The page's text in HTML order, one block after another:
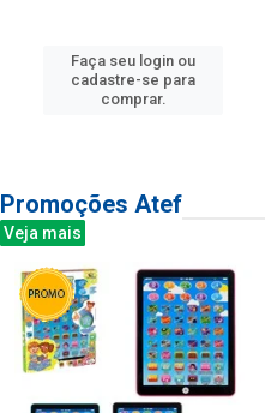
Faça seu login ou
cadastre-se para
comprar.
Promoções Atef
Veja mais